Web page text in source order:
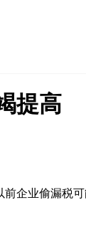
提高
业偷漏税可